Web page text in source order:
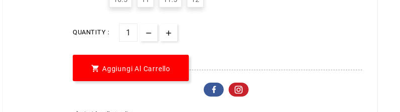
QUANTITY :
 Aggiungi Al Carrello